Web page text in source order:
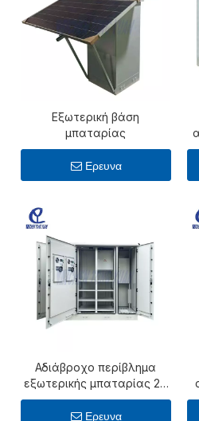
Εξωτερική βάση
μπαταρίας
Ερευνα
Αδιάβροχο περίβλημα
εξωτερικής μπαταρίας 24
kw με μπαταρία λιθίου
61,44 kwh
Ερευνα